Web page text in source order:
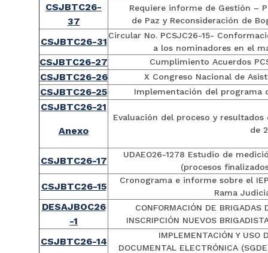
CSJBTC26-
37
Requiere informe de Gestión –
de Paz y Reconsideración de
CSJBTC26-31
Circular No. PCSJC26-15-
a los nominadores en el
CSJBTC26-27 Cumplimiento Acuerdos
CSJBTC26-26 X Congreso Nacional de
CSJBTC26-25 Implementación del programa
CSJBTC26-21
Anexo
Evaluación del proceso y
de
CSJBTC26-17
UDAEO26-1278 Estudio de
(procesos
CSJBTC26-15
Cronograma e informe sobre el
Rama
DESAJBOC26
-1
CONFORMACIÓN DE
INSCRIPCIÓN NUEVOS
CSJBTC26-14
IMPLEMENTACIÓN Y USO
DOCUMENTAL ELECTRÓNICA